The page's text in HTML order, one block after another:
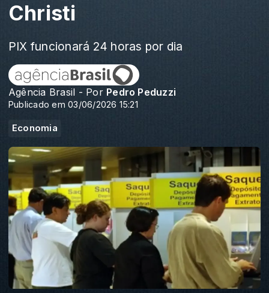
Christi
PIX funcionará 24 horas por dia
Agência Brasil - Por Pedro Peduzzi
Publicado em 03/06/2026 15:21
Economia